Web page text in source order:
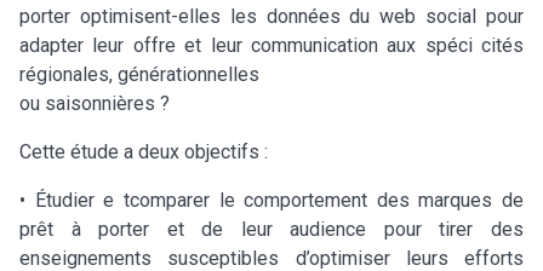
porter optimisent-elles les données du web social pour
adapter leur offre et leur communication aux spéci cités
régionales, générationnelles
ou saisonnières ?
Cette étude a deux objectifs :
• Étudier e tcomparer le comportement des marques de
prêt à porter et de leur audience pour tirer des
enseignements susceptibles d’optimiser leurs efforts